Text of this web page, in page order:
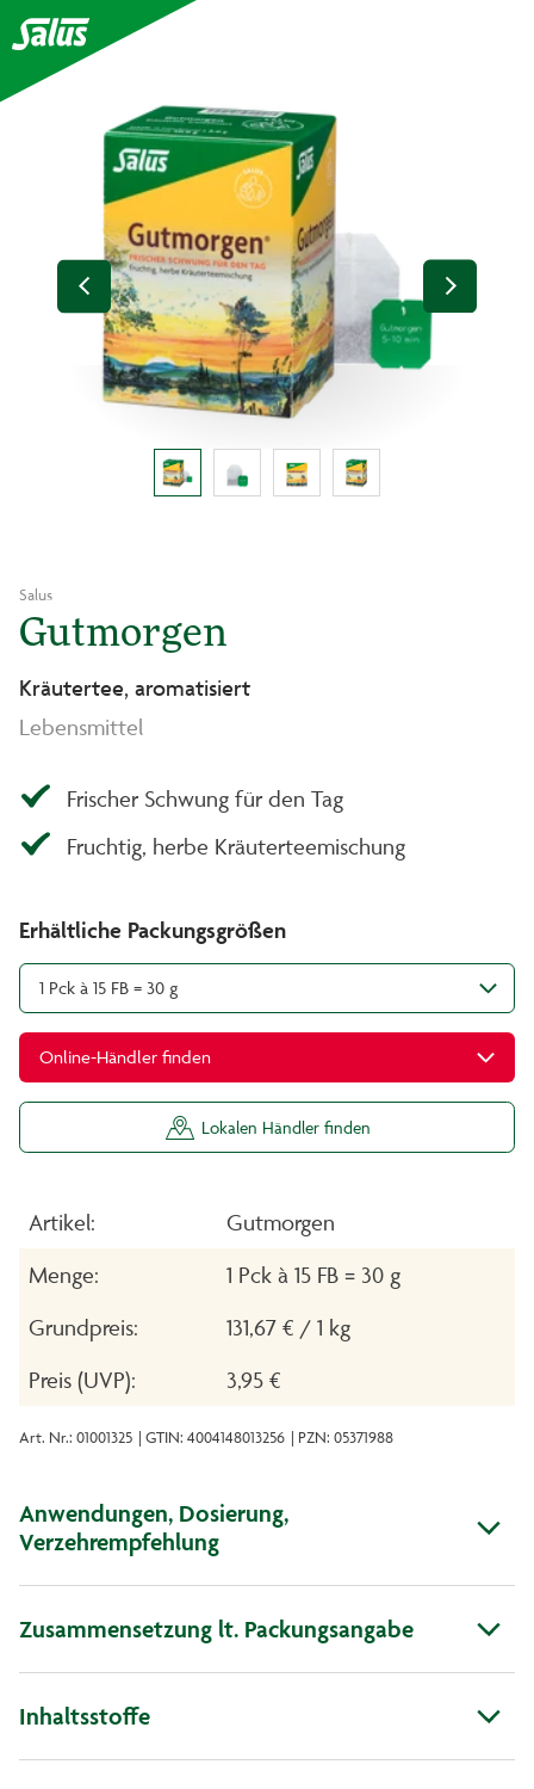
Salus
Gutmorgen
Kräutertee, aromatisiert
Lebensmittel
Frischer Schwung für den Tag
Fruchtig, herbe Kräuterteemischung
Erhältliche Packungsgrößen
1 Pck à 15 FB = 30 g
Online-Händler finden
Lokalen Händler finden
Artikel:
Gutmorgen
Menge:
1 Pck à 15 FB = 30 g
Grundpreis:
131,67 € / 1 kg
Preis (UVP):
3,95 €
Art. Nr.: 01001325 | GTIN: 4004148013256 | PZN: 05371988
Anwendungen, Dosierung,
Verzehrempfehlung
Zusammensetzung lt. Packungsangabe
Inhaltsstoffe